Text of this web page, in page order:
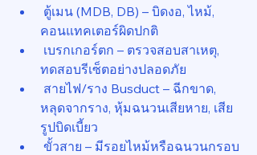
ตู้เมน (MDB, DB) – บิดงอ, ไหม้,
คอนแทคเตอร์ผิดปกติ
เบรกเกอร์ตก – ตรวจสอบสาเหตุ,
ทดสอบรีเซ็ตอย่างปลอดภัย
สายไฟ/ราง Busduct – ฉีกขาด,
หลุดจากราง, หุ้มฉนวนเสียหาย, เสีย
รูปบิดเบี้ยว
ขั้วสาย – มีรอยไหม้หรือฉนวนกรอบ